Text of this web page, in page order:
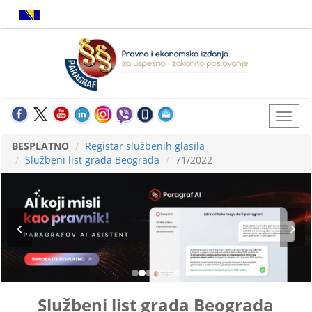
BESPLATNO
Registar službenih glasila
Službeni list grada Beograda
71/2022
Službeni list grada Beograda